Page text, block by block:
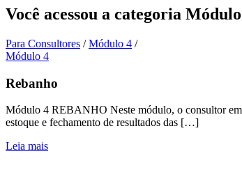
Você acessou a categoria
Para Consultores / Módulo 4 /
Módulo 4
Rebanho
Módulo 4 REBANHO Neste módulo, o consultor em
estoque e fechamento de resultados das […]
Leia mais